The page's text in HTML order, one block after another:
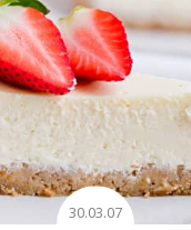
30.03.07